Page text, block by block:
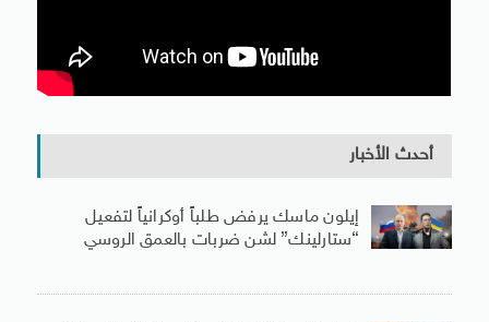
أحدث الأخبار
إيلون ماسك يرفض طلباً أوكرانياً لتفعيل
“ستارلينك” لشن ضربات بالعمق الروسي